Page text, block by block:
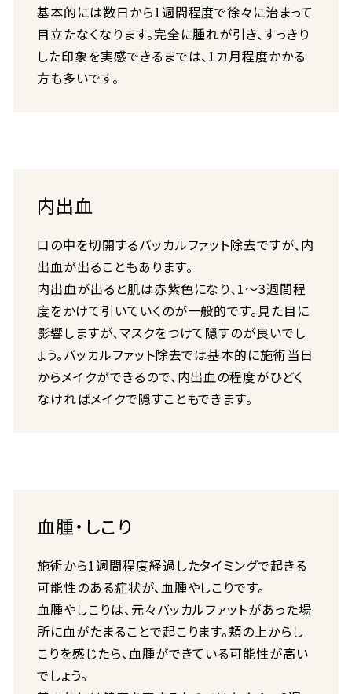
基本的には数日から1週間程度で徐々に治まって
目立たなくなります。完全に腫れが引き、すっきり
した印象を実感できるまでは、1カ月程度かかる
方も多いです。
内出血
口の中を切開するバッカルファット除去ですが、内
出血が出ることもあります。
内出血が出ると肌は赤紫色になり、1〜3週間程
度をかけて引いていくのが一般的です。見た目に
影響しますが、マスクをつけて隠すのが良いでし
ょう。バッカルファット除去では基本的に施術当日
からメイクができるので、内出血の程度がひどく
なければメイクで隠すこともできます。
血腫・しこり
施術から1週間程度経過したタイミングで起きる
可能性のある症状が、血腫やしこりです。
血腫やしこりは、元々バッカルファットがあった場
所に血がたまることで起こります。頬の上からし
こりを感じたら、血腫ができている可能性が高い
でしょう。